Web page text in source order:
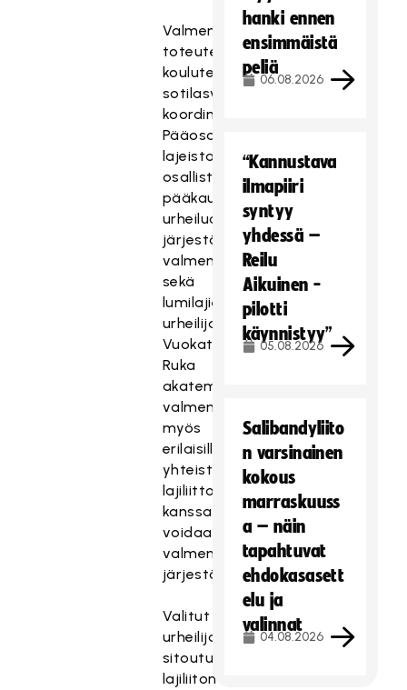
Valmennustoiminta
toteutetaan
koulutettujen
sotilasvalmentajien
koordinoimana.
Pääosassa
lajeista
osallistuu
pääkaupunkiseudun
urheiluakatemian
järjestämään
valmennustoimintaan
sekä
lumilajien
urheilijat
Vuokatti-
Ruka
akatemian
valmennustoimintaan,
myös
erilaisilla
yhteistyömalleilla
lajiliittojen
kanssa
voidaan
valmennusta
järjestää.
Valitut
urheilijat
sitoutuvat
lajiliiton
hanki ennen
ensimmäistä
peliä
06.08.2026
“Kannustava
ilmapiiri
syntyy
yhdessä –
Reilu
Aikuinen -
pilotti
käynnistyy”
05.08.2026
Salibandyliito
n varsinainen
kokous
marraskuuss
a – näin
tapahtuvat
ehdokasasett
elu ja
valinnat
04.08.2026